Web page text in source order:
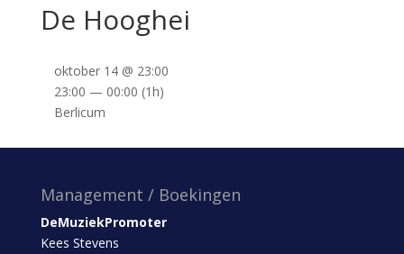
De Hooghei
oktober 14 @ 23:00
23:00 — 00:00 (1h)
Berlicum
Management / Boekingen
DeMuziekPromoter
Kees Stevens